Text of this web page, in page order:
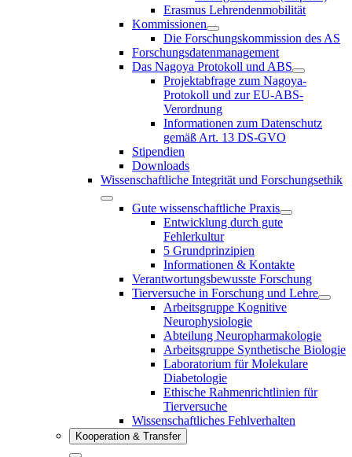
Erasmus Lehrendenmobilität
Kommissionen
Die Forschungskommission des AS
Forschungsdatenmanagement
Das Nagoya Protokoll und ABS
Projektabfrage zum Nagoya-
Protokoll und zur EU-ABS-
Verordnung
Informationen zum Datenschutz
gemäß Art. 13 DS-GVO
Stipendien
Downloads
Wissenschaftliche Integrität und Forschungsethik
Gute wissenschaftliche Praxis
Entwicklung durch gute
Fehlerkultur
5 Grundprinzipien
Informationen & Kontakte
Verantwortungsbewusste Forschung
Tierversuche in Forschung und Lehre
Arbeitsgruppe Kognitive
Neurophysiologie
Abteilung Neuropharmakologie
Arbeitsgruppe Synthetische Biologie
Laboratorium für Molekulare
Diabetologie
Ethische Rahmenrichtlinien für
Tierversuche
Wissenschaftliches Fehlverhalten
Kooperation & Transfer